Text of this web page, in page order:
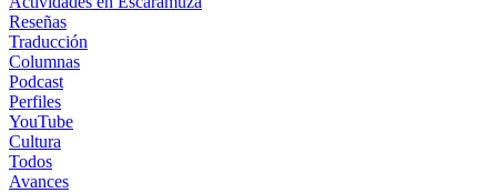
Reseñas
Traducción
Columnas
Podcast
Perfiles
YouTube
Cultura
Todos
Avances